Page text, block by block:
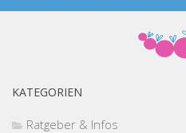
KATEGORIEN
Ratgeber & Infos